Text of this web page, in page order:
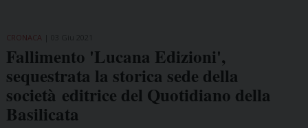
CRONACA
Fallimento 'Lucana Edizioni',
sequestrata la storica sede della
società editrice del Quotidiano della
Basilicata